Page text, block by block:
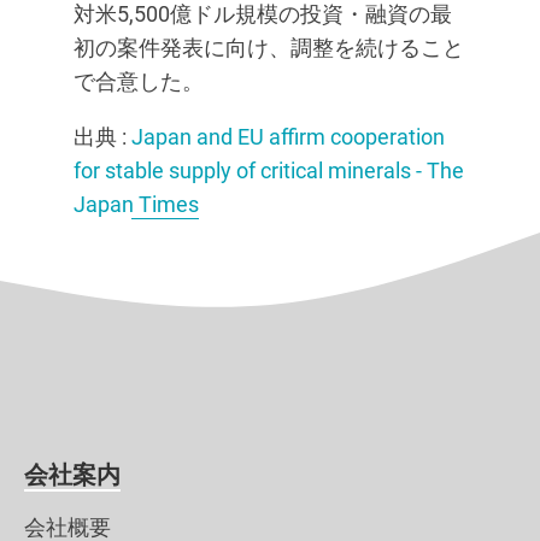
対米5,500億ドル規模の投資・融資の最
初の案件発表に向け、調整を続けること
で合意した。
出典 : Japan and EU affirm cooperation
for stable supply of critical minerals - The
Japan Times
会社案内
会社概要